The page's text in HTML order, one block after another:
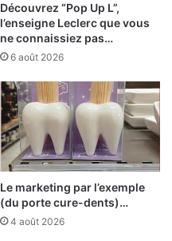
Découvrez “Pop Up L”,
l’enseigne Leclerc que vous
ne connaissiez pas…
6 août 2026
Le marketing par l’exemple
(du porte cure-dents)…
4 août 2026